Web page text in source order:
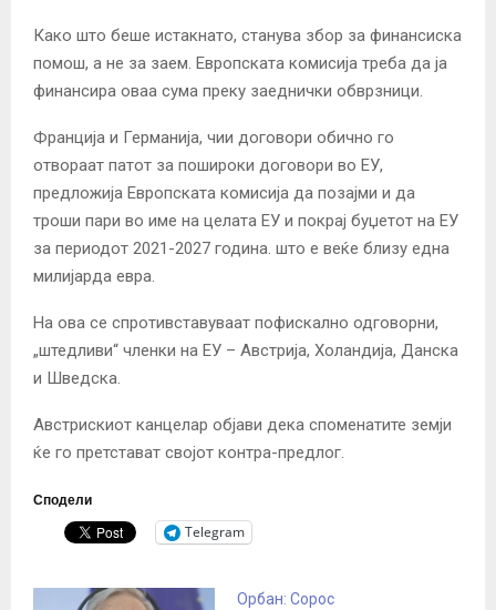
Како што беше истакнато, станува збор за финансиска
помош, а не за заем. Европската комисија треба да ја
финансира оваа сума преку заеднички обврзници.
Франција и Германија, чии договори обично го
отвораат патот за пошироки договори во ЕУ,
предложија Европската комисија да позајми и да
троши пари во име на целата ЕУ и покрај буџетот на ЕУ
за периодот 2021-2027 година. што е веќе близу една
милијарда евра.
На ова се спротивставуваат пофискално одговорни,
„штедливи“ членки на ЕУ – Австрија, Холандија, Данска
и Шведска.
Австрискиот канцелар објави дека споменатите земји
ќе го претстават својот контра-предлог.
Сподели
Telegram
Орбан: Сорос